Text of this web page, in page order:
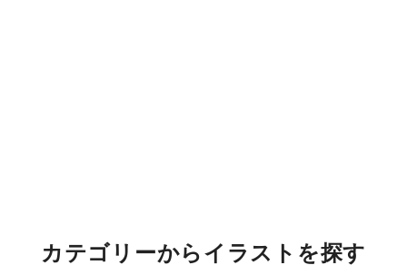
カテゴリーからイラストを探す